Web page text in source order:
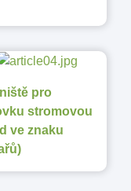
pro
stromovou
ve znaku